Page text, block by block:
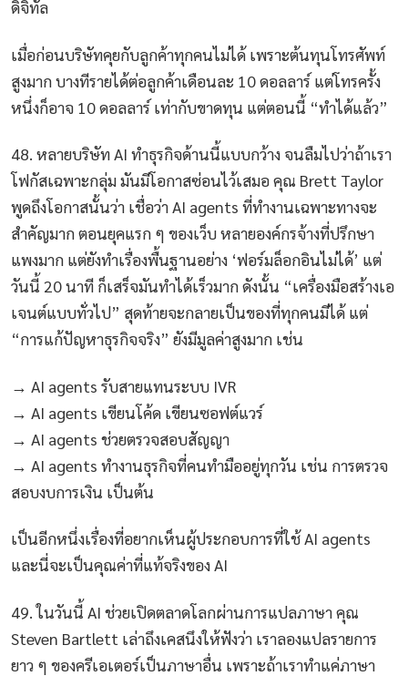
ดิจิทัล
เมื่อก่อนบริษัทคุยกับลูกค้าทุกคนไม่ได้ เพราะต้นทุนโทรศัพท์
สูงมาก บางทีรายได้ต่อลูกค้าเดือนละ 10 ดอลลาร์ แต่โทรครั้ง
หนึ่งก็อาจ 10 ดอลลาร์ เท่ากับขาดทุน แต่ตอนนี้ “ทำได้แล้ว”
48. หลายบริษัท AI ทำธุรกิจด้านนี้แบบกว้าง จนลืมไปว่าถ้าเรา
โฟกัสเฉพาะกลุ่ม มันมีโอกาสซ่อนไว้เสมอ คุณ Brett Taylor
พูดถึงโอกาสนั้นว่า เชื่อว่า AI agents ที่ทำงานเฉพาะทางจะ
สำคัญมาก ตอนยุคแรก ๆ ของเว็บ หลายองค์กรจ้างที่ปรึกษา
แพงมาก แต่ยังทำเรื่องพื้นฐานอย่าง ‘ฟอร์มล็อกอินไม่ได้’ แต่
วันนี้ 20 นาที ก็เสร็จมันทำได้เร็วมาก ดังนั้น “เครื่องมือสร้างเอ
เจนต์แบบทั่วไป” สุดท้ายจะกลายเป็นของที่ทุกคนมีได้ แต่
“การแก้ปัญหาธุรกิจจริง” ยังมีมูลค่าสูงมาก เช่น
→ AI agents รับสายแทนระบบ IVR
→ AI agents เขียนโค้ด เขียนซอฟต์แวร์
→ AI agents ช่วยตรวจสอบสัญญา
→ AI agents ทำงานธุรกิจที่คนทำมืออยู่ทุกวัน เช่น การตรวจ
สอบงบการเงิน เป็นต้น
เป็นอีกหนึ่งเรื่องที่อยากเห็นผู้ประกอบการที่ใช้ AI agents
และนี่จะเป็นคุณค่าที่แท้จริงของ AI
49. ในวันนี้ AI ช่วยเปิดตลาดโลกผ่านการแปลภาษา คุณ
Steven Bartlett เล่าถึงเคสนึงให้ฟังว่า เราลองแปลรายการ
ยาว ๆ ของครีเอเตอร์เป็นภาษาอื่น เพราะถ้าเราทำแค่ภาษา